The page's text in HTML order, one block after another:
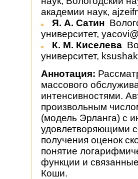
академии наук,
Я. А. Сатин
университет,
К. М. Киселева
университет,
Аннотация:
массового
интенсивностями.
произвольным
(модель Эрланга) с
удовлетворяющими
получения оценок
понятие
функции и
Коши.